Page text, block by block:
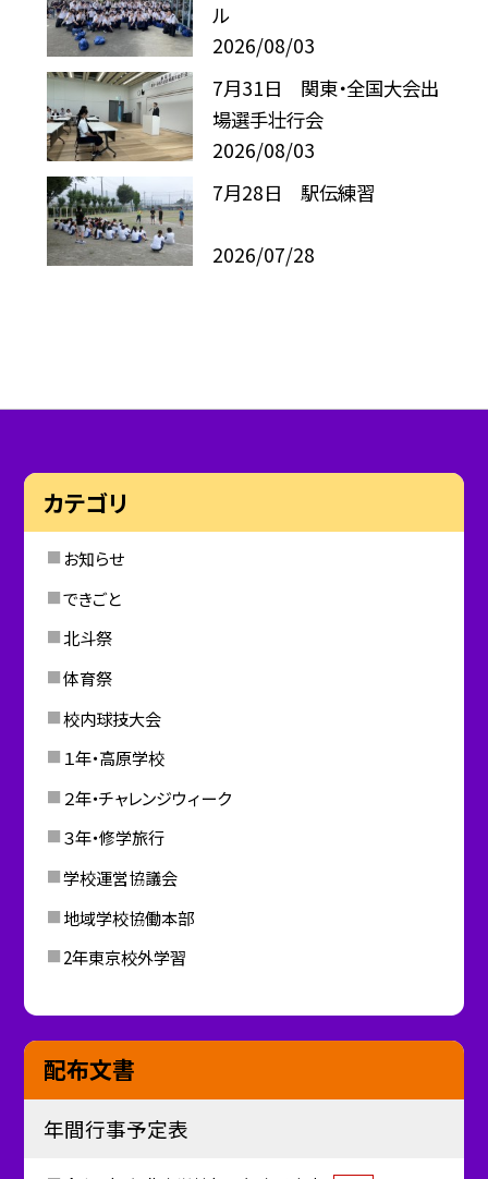
ル
2026/08/03
7月31日 関東・全国大会出
場選手壮行会
2026/08/03
7月28日 駅伝練習
2026/07/28
カテゴリ
お知らせ
できごと
北斗祭
体育祭
校内球技大会
１年・高原学校
２年・チャレンジウィーク
３年・修学旅行
学校運営協議会
地域学校協働本部
2年東京校外学習
配布文書
年間行事予定表